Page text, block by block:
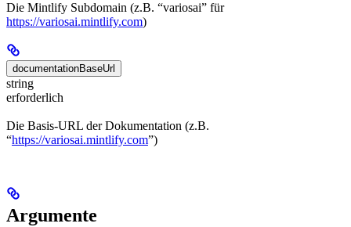
Die Mintlify Subdomain (z.B. “variosai” für
https://variosai.mintlify.com)
documentationBaseUrl
string
erforderlich
Die Basis-URL der Dokumentation (z.B.
“https://variosai.mintlify.com”)
Argumente